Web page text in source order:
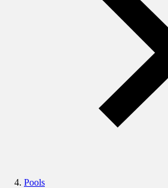
Pools